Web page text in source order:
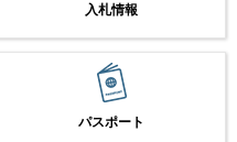
入札情報
パスポート